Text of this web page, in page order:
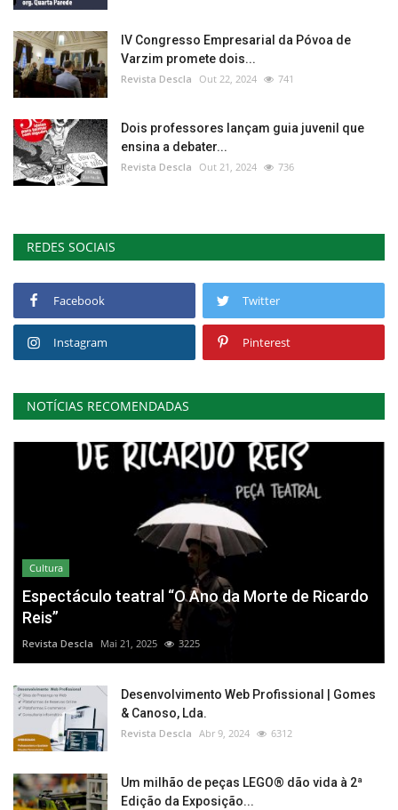
IV Congresso Empresarial da Póvoa de
Varzim promete dois...
Revista Descla Out 22, 2024 741
Dois professores lançam guia juvenil que
ensina a debater...
Revista Descla Out 21, 2024 736
REDES SOCIAIS
Facebook Twitter
Instagram Pinterest
NOTÍCIAS RECOMENDADAS
Cultura
Espectáculo teatral “O Ano da Morte de Ricardo
Reis”
Revista Descla Mai 21, 2025 3225
Desenvolvimento Web Profissional | Gomes
& Canoso, Lda.
Revista Descla Abr 9, 2024 6312
Um milhão de peças LEGO® dão vida à 2ª
Edição da Exposição...